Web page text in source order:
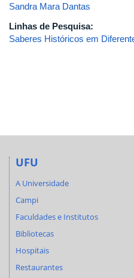
Sandra Mara Dantas
Linhas de Pesquisa:
Saberes Históricos em
UFU
A Universidade
Campi
Faculdades e Institutos
Bibliotecas
Hospitais
Restaurantes